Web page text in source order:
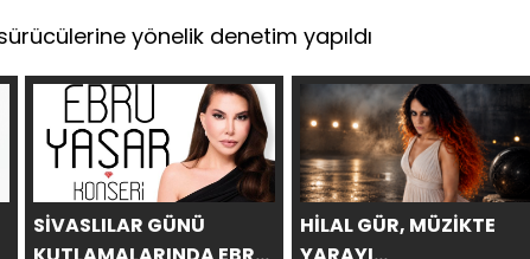
yönelik denetim yapıldı
SİVASLILAR GÜNÜ
HİLAL GÜR, MÜZİKTE